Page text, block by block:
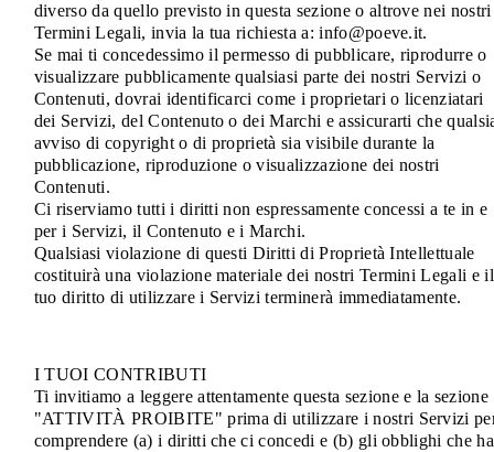
diverso da quello previsto in questa sezione o altrove nei nostri
Termini Legali, invia la tua richiesta a: info@poeve.it.
Se mai ti concedessimo il permesso di pubblicare, riprodurre o
visualizzare pubblicamente qualsiasi parte dei nostri Servizi o
Contenuti, dovrai identificarci come i proprietari o licenziatari
dei Servizi, del Contenuto o dei Marchi e assicurarti che
avviso di copyright o di proprietà sia visibile durante la
pubblicazione, riproduzione o visualizzazione dei nostri
Contenuti.
Ci riserviamo tutti i diritti non espressamente concessi a te in e
per i Servizi, il Contenuto e i Marchi.
Qualsiasi violazione di questi Diritti di Proprietà Intellettuale
costituirà una violazione materiale dei nostri Termini Legali e il
tuo diritto di utilizzare i Servizi terminerà immediatamente.
I TUOI CONTRIBUTI
Ti invitiamo a leggere attentamente questa sezione e la sezione
"ATTIVITÀ PROIBITE" prima di utilizzare i nostri Servizi
comprendere (a) i diritti che ci concedi e (b) gli obblighi che